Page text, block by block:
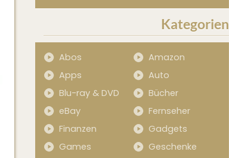
Kategorien
Abos
Amazon
Apps
Auto
Blu-ray & DVD
Bücher
eBay
Fernseher
Finanzen
Gadgets
Games
Geschenke